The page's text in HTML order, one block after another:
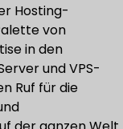
Hosting-
von
in den
und VPS-
Ruf für die